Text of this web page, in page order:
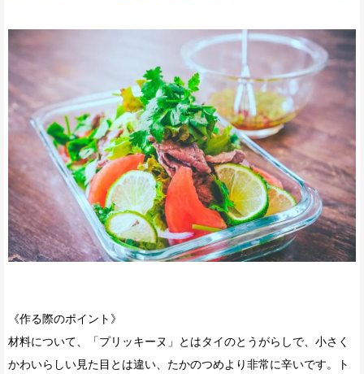
《作る際のポイント》
材料について、「プリッキーヌ」とはタイのとうがらしで、小さく
かわいらしい見た目とは違い、たかのつめより非常に辛いです。ト